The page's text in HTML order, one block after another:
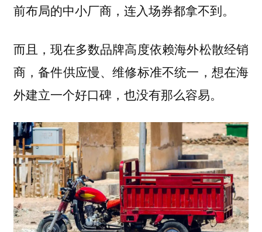
前布局的中小厂商，连入场券都拿不到。
而且，现在多数品牌高度依赖海外松散经销
商，备件供应慢、维修标准不统一，想在海
外建立一个好口碑，也没有那么容易。